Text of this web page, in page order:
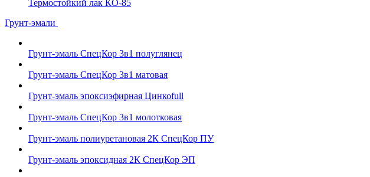
Термостойкий лак КО-85
Грунт-эмали
Грунт-эмаль СпецКор 3в1 полуглянец
Грунт-эмаль СпецКор 3в1 матовая
Грунт-эмаль эпоксиэфирная Цинкоfull
Грунт-эмаль СпецКор 3в1 молотковая
Грунт-эмаль полиуретановая 2К СпецКор ПУ
Грунт-эмаль эпоксидная 2К СпецКор ЭП